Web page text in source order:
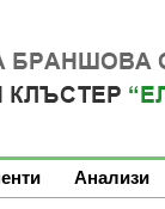
Анализи